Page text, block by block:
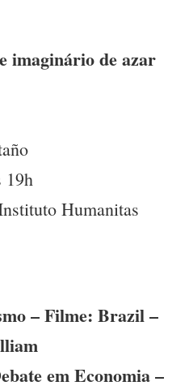
imaginário de azar
19h
Humanitas
– Filme: Brazil –
em Economia –